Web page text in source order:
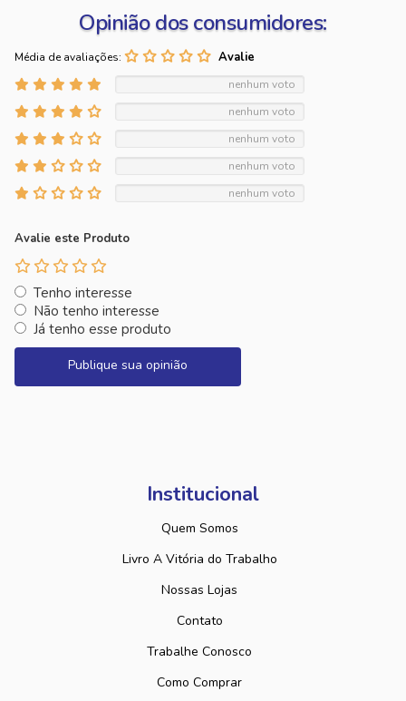
Opinião dos consumidores:
Média de avaliações:
nenhum voto
nenhum voto
nenhum voto
nenhum voto
nenhum voto
Avalie este Produto
Tenho interesse
Não tenho interesse
Já tenho esse produto
Publique sua opinião
Institucional
Quem Somos
Livro A Vitória do Trabalho
Nossas Lojas
Contato
Trabalhe Conosco
Como Comprar